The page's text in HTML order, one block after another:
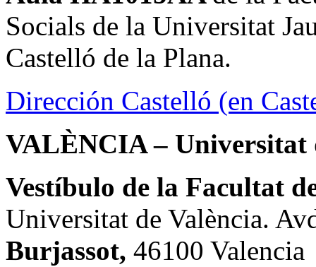
Socials de la Universitat
Castelló de la Plana.
Dirección Castelló (en
VALÈNCIA – Universitat
Vestíbulo de la Facultat
Universitat de València.
Burjassot, 46100 Valencia